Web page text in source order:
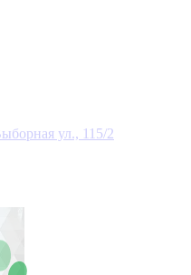
ул., 115/2